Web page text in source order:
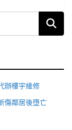
辦樓宇維修
傷鄰居後墮亡